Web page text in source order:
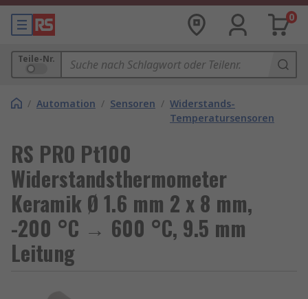
0
Teile-Nr.
/ Automation / Sensoren / Widerstands-
Temperatursensoren
RS PRO Pt100
Widerstandsthermometer
Keramik Ø 1.6 mm 2 x 8 mm,
-200 °C → 600 °C, 9.5 mm
Leitung